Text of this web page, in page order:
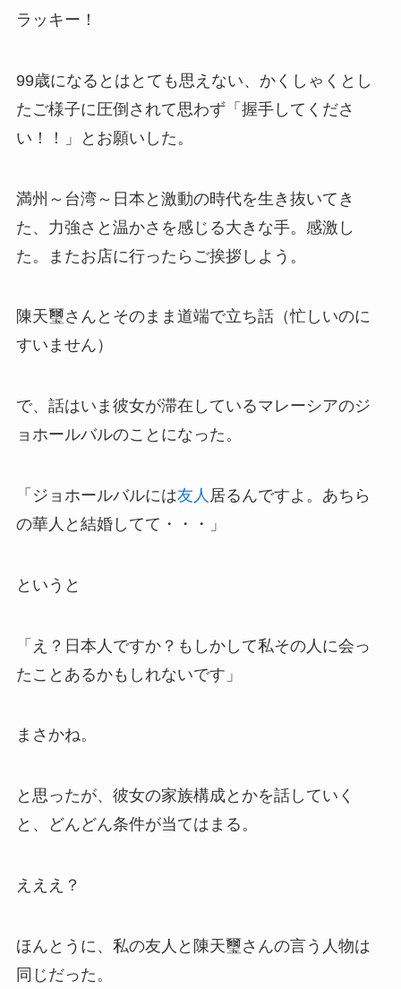
ラッキー！
99歳になるとはとても思えない、かくしゃくとし
たご様子に圧倒されて思わず「握手してくださ
い！！」とお願いした。
満州～台湾～日本と激動の時代を生き抜いてき
た、力強さと温かさを感じる大きな手。感激し
た。またお店に行ったらご挨拶しよう。
陳天璽さんとそのまま道端で立ち話（忙しいのに
すいません）
で、話はいま彼女が滞在しているマレーシアのジ
ョホールバルのことになった。
「ジョホールバルには友人 居るんですよ。あちら
の華人と結婚してて・・・」
というと
「え？日本人ですか？もしかして私その人に会っ
たことあるかもしれないです」
まさかね。
と思ったが、彼女の家族構成とかを話していく
と、どんどん条件が当てはまる。
えええ？
ほんとうに、私の友人と陳天璽さんの言う人物は
同じだった。